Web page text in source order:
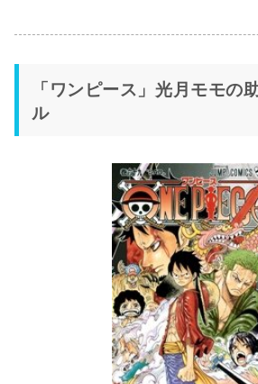
「ワンピース」光月モモの
ル